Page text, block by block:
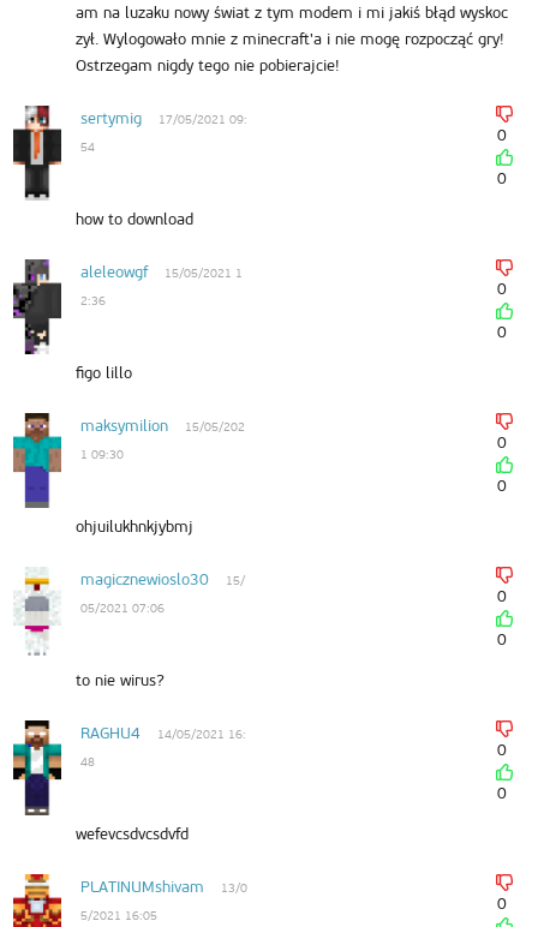
am na luzaku nowy świat z tym modem i mi jakiś błąd wyskoc
zył. Wylogowało mnie z minecraft'a i nie mogę rozpocząć gry!
Ostrzegam nigdy tego nie pobierajcie!
sertymig
17/05/2021 09:
54
0
0
how to download
aleleowgf
15/05/2021 1
2:36
0
0
figo lillo
maksymilion
15/05/202
1 09:30
0
0
ohjuilukhnkjybmj
magicznewioslo30
15/
05/2021 07:06
0
0
to nie wirus?
RAGHU4
14/05/2021 16:
48
0
0
wefevcsdvcsdvfd
PLATINUMshivam
13/0
5/2021 16:05
0